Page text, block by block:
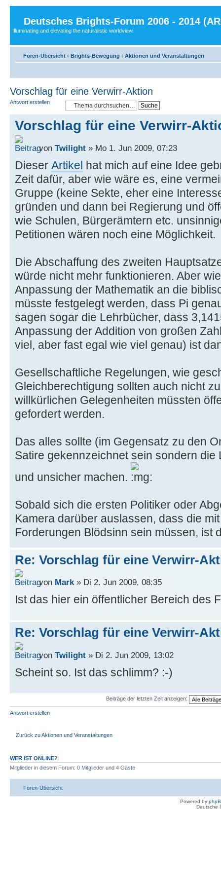
Deutsches Brights-Forum 2006 - 2014
Illuminating and elevating the naturalistic worldview.
Foren-Übersicht ‹ Brights-Bewegung ‹ Aktionen und Veranstaltungen
Vorschlag für eine Verwirr-Aktion
Antwort erstellen
Vorschlag für eine Verwirr-
von Twilight » Mo 1. Jun 2009, 07:23
Dieser Artikel hat mich auf eine Idee
Zeit dafür, aber wie wäre es, eine
Gruppe (keine Sekte, eher eine
gründen und dann bei Regierung und
wie Schulen, Bürgerämtern etc.
Petitionen wären noch eine Möglichkeit.
Die Abschaffung des zweiten
würde nicht mehr funktionieren. Aber
Anpassung der Mathematik an die
müsste festgelegt werden, dass Pi
sagen sogar die Lehrbücher, dass
Anpassung der Addition von großen
viel, aber fast egal wie viel genau) ist
Gesellschaftliche Regelungen, wie
Gleichberechtigung sollten auch nicht
willkürlichen Gelegenheiten müssten
gefordert werden.
Das alles sollte (im Gegensatz zu den
Satire gekennzeichnet sein sondern
und unsicher machen.
Sobald sich die ersten Politiker oder
Kamera darüber auslassen, dass die
Forderungen Blödsinn sein müssen, ist
Re: Vorschlag für eine Verwirr-
von Mark» Di 2. Jun 2009, 08:35
Ist das hier ein öffentlicher Bereich des
Re: Vorschlag für eine Verwirr-
von Twilight » Di 2. Jun 2009, 13:02
Scheint so. Ist das schlimm? :-)
Beiträge der letzten Zeit anzeigen:
Antwort erstellen
Zurück zu Aktionen und Veranstaltungen
WER IST ONLINE?
Mitglieder in diesem Forum: 0 Mitglieder und 4 Gäste
Foren-Übersicht
Powered by
Deutsche